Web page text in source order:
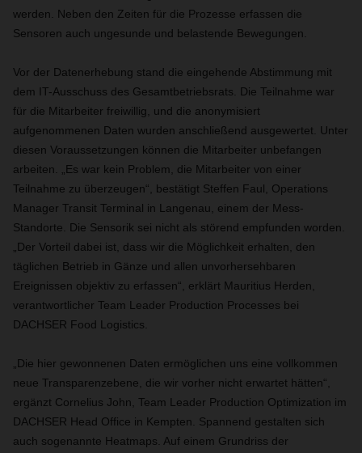
werden. Neben den Zeiten für die Prozesse erfassen die
Sensoren auch ungesunde und belastende Bewegungen.
Vor der Datenerhebung stand die eingehende Abstimmung mit
dem IT-Ausschuss des Gesamtbetriebsrats. Die Teilnahme war
für die Mitarbeiter freiwillig, und die anonymisiert
aufgenommenen Daten wurden anschließend ausgewertet. Unter
diesen Voraussetzungen können die Mitarbeiter unbefangen
arbeiten. „Es war kein Problem, die Mitarbeiter von einer
Teilnahme zu überzeugen“, bestätigt Steffen Faul, Operations
Manager Transit Terminal in Langenau, einem der Mess-
Standorte. Die Sensorik sei nicht als störend empfunden worden.
„Der Vorteil dabei ist, dass wir die Möglichkeit erhalten, den
täglichen Betrieb in Gänze und allen unvorhersehbaren
Ereignissen objektiv zu erfassen“, erklärt Mauritius Herden,
verantwortlicher Team Leader Production Processes bei
DACHSER Food Logistics.
„Die hier gewonnenen Daten ermöglichen uns eine vollkommen
neue Transparenzebene, die wir vorher nicht erwartet hätten“,
ergänzt Cornelius John, Team Leader Production Optimization im
DACHSER Head Office in Kempten. Spannend gestalten sich
auch sogenannte Heatmaps. Auf einem Grundriss der